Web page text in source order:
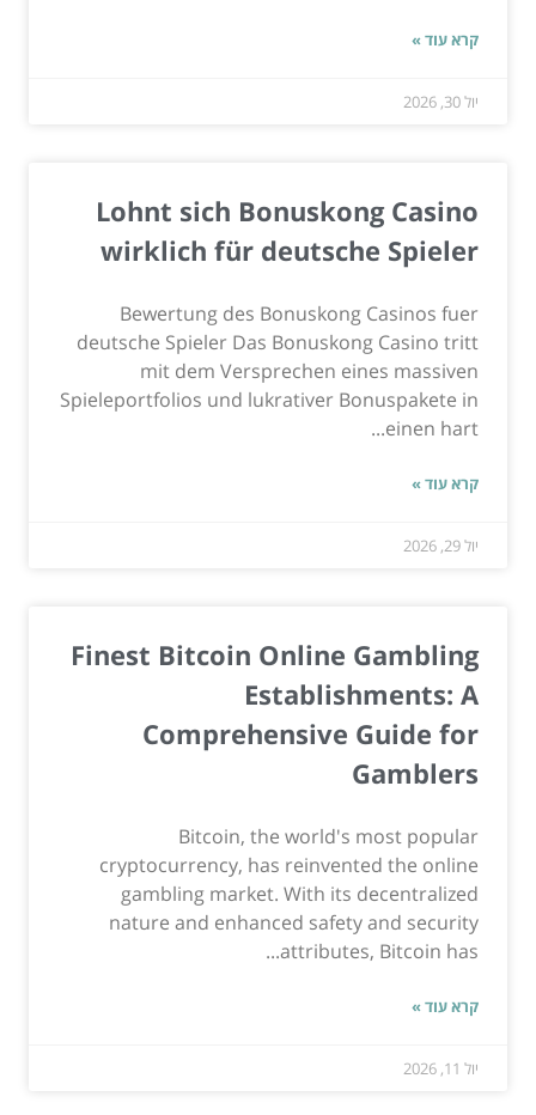
קרא עוד »
יול 30, 2026
Lohnt sich Bonuskong Casino
wirklich für deutsche Spieler
Bewertung des Bonuskong Casinos fuer
deutsche Spieler Das Bonuskong Casino tritt
mit dem Versprechen eines massiven
Spieleportfolios und lukrativer Bonuspakete in
einen hart...
קרא עוד »
יול 29, 2026
Finest Bitcoin Online Gambling
Establishments: A
Comprehensive Guide for
Gamblers
Bitcoin, the world's most popular
cryptocurrency, has reinvented the online
gambling market. With its decentralized
nature and enhanced safety and security
attributes, Bitcoin has...
קרא עוד »
יול 11, 2026